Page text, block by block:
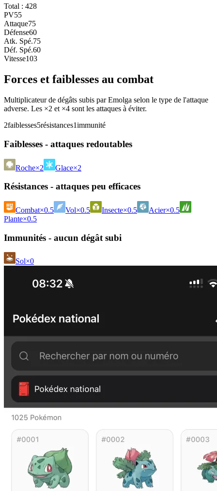
Total : 428
PV55
Attaque75
Défense60
Atk. Spé.75
Déf. Spé.60
Vitesse103
Forces et faiblesses au combat
Multiplicateur de dégâts subis par Emolga selon le type de l'attaque
adverse. Les ×2 et ×4 sont les attaques à éviter.
2faiblesses5résistances1immunité
Faiblesses - attaques redoutables
Roche×2 Glace×2
Résistances - attaques peu efficaces
Combat×0.5 Vol×0.5 Insecte×0.5 Acier×0.5
Plante×0.5
Immunités - aucun dégât subi
Sol×0